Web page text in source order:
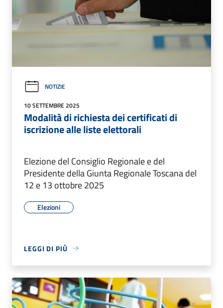
NOTIZIE
10 SETTEMBRE 2025
Modalità di richiesta dei certificati di
iscrizione alle liste elettorali
Elezione del Consiglio Regionale e del
Presidente della Giunta Regionale Toscana del
12 e 13 ottobre 2025
Elezioni
LEGGI DI PIÙ